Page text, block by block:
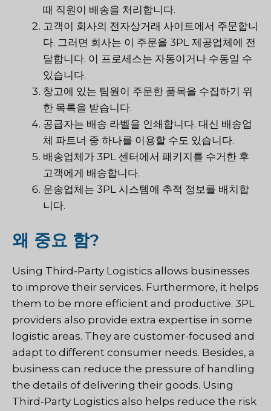
때 직원이 배송을 처리합니다.
고객이 회사의 전자상거래 사이트에서 주문합니
다. 그러면 회사는 이 주문을 3PL 제공업체에 전
달합니다. 이 프로세스는 자동이거나 수동일 수
있습니다.
창고에 있는 팀원이 주문한 품목을 수집하기 위
한 목록을 받습니다.
공급자는 배송 라벨을 인쇄합니다. 대신 배송업
체 파트너 중 하나를 이용할 수도 있습니다.
배송업체가 3PL 센터에서 패키지를 수거한 후
고객에게 배송합니다.
운송업체는 3PL 시스템에 추적 정보를 배치합
니다.
왜 중요 함?
Using Third-Party Logistics allows businesses
to improve their services. Furthermore, it helps
them to be more efficient and productive. 3PL
providers also provide extra expertise in some
logistic areas. They are customer-focused and
adapt to different consumer needs. Besides, a
business can reduce the pressure of handling
the details of delivering their goods. Using
Third-Party Logistics also helps reduce the risk